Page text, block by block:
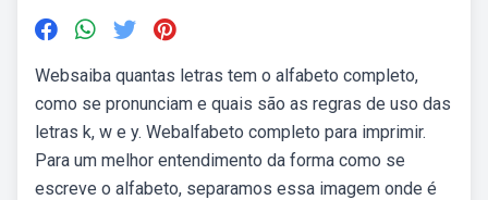
Websaiba quantas letras tem o alfabeto completo,
como se pronunciam e quais são as regras de uso das
letras k, w e y. Webalfabeto completo para imprimir.
Para um melhor entendimento da forma como se
escreve o alfabeto, separamos essa imagem onde é